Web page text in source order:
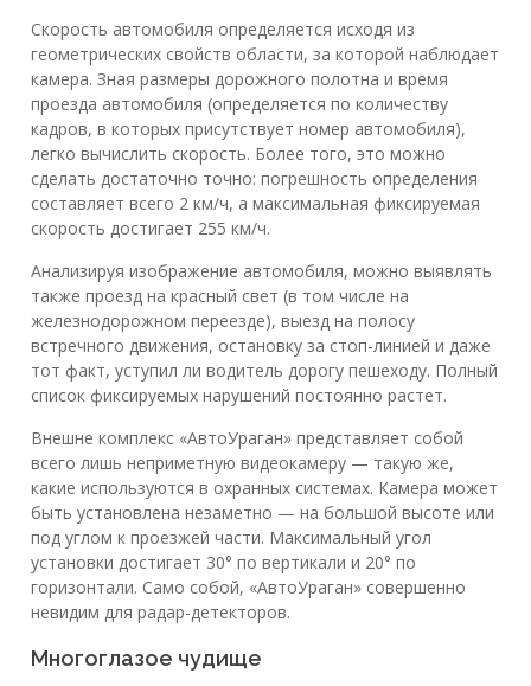
Скорость автомобиля определяется исходя из
геометрических свойств области, за которой наблюдает
камера. Зная размеры дорожного полотна и время
проезда автомобиля (определяется по количеству
кадров, в которых присутствует номер автомобиля),
легко вычислить скорость. Более того, это можно
сделать достаточно точно: погрешность определения
составляет всего 2 км/ч, а максимальная фиксируемая
скорость достигает 255 км/ч.
Анализируя изображение автомобиля, можно выявлять
также проезд на красный свет (в том числе на
железнодорожном переезде), выезд на полосу
встречного движения, остановку за стоп-линией и даже
тот факт, уступил ли водитель дорогу пешеходу. Полный
список фиксируемых нарушений постоянно растет.
Внешне комплекс «АвтоУраган» представляет собой
всего лишь неприметную видеокамеру — такую же,
какие используются в охранных системах. Камера может
быть установлена незаметно — на большой высоте или
под углом к проезжей части. Максимальный угол
установки достигает 30° по вертикали и 20° по
горизонтали. Само собой, «АвтоУраган» совершенно
невидим для радар-детекторов.
Многоглазое чудище